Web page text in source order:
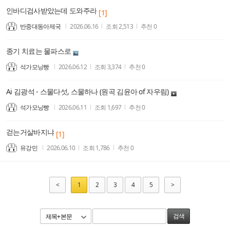
인바디검사받았는데 도와주라 [1]
반중대동아제국 2026.06.16 조회2,513 추천 0
종기 치료는 물파스로
석가모닝빵 2026.06.12 조회 3,374 추천0
Ai 김광석 - 스물다섯, 스물하나 (원곡 김윤아 of 자우림)
석가모닝빵 2026.06.11 조회 1,697 추천0
걷는거살바지냐 [1]
유강민 2026.06.10 조회 1,786 추천 0
< 1 2 3 4 5 >
제목+본문 검색